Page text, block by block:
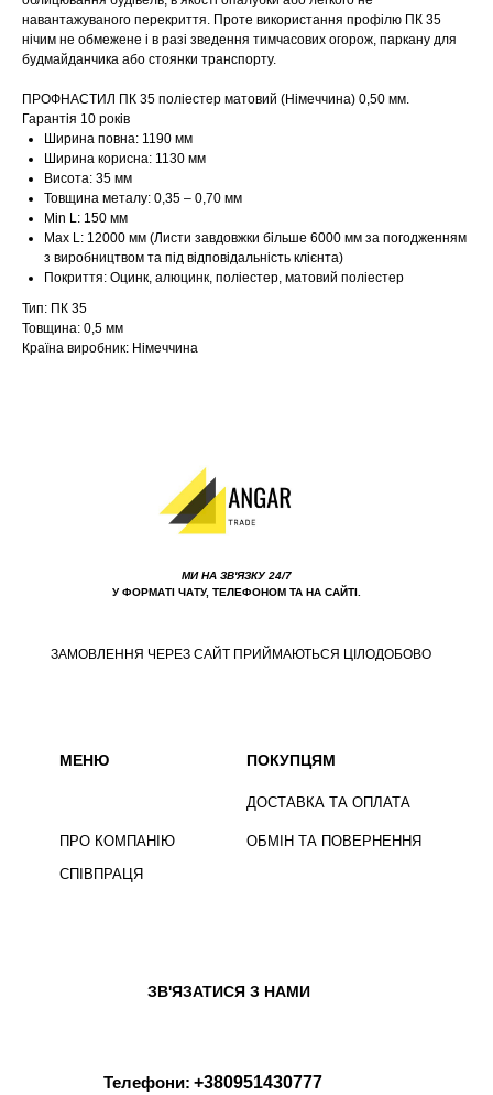
навантажуваного перекриття. Проте використання профілю ПК 35
нічим не обмежене і в разі зведення тимчасових огорож, паркану для
будмайданчика або стоянки транспорту.
ПРОФНАСТИЛ ПК 35 поліестер матовий (Німеччина) 0,50 мм.
Гарантія 10 років
Ширина повна: 1190 мм
Ширина корисна: 1130 мм
Висота: 35 мм
Товщина металу: 0,35 – 0,70 мм
Min L: 150 мм
Max L: 12000 мм (Листи завдовжки більше 6000 мм за погодженням
з виробництвом та під відповідальність клієнта)
Покриття: Оцинк, алюцинк, поліестер, матовий поліестер
Тип: ПК 35
Товщина: 0,5 мм
Країна виробник: Німеччина
ПРО КОМПАНІЮ
СПІВПРАЦЯ
ДОСТАВКА ТА ОПЛАТА
ОБМІН ТА ПОВЕРНЕННЯ
ПОКУПЦЯМ
МИ НА ЗВ'ЯЗКУ 24/7
У ФОРМАТІ ЧАТУ, ТЕЛЕФОНОМ ТА НА САЙТІ.
ЗВ'ЯЗАТИСЯ З НАМИ
Телефони:
МЕНЮ
ЗАМОВЛЕННЯ ЧЕРЕЗ САЙТ ПРИЙМАЮТЬСЯ ЦІЛОДОБОВО
+380951430777